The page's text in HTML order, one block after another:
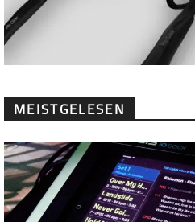
MEISTGELESEN